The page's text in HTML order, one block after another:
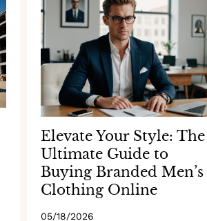
Elevate Your Style: The
Ultimate Guide to
Buying Branded Men’s
Clothing Online
05/18/2026